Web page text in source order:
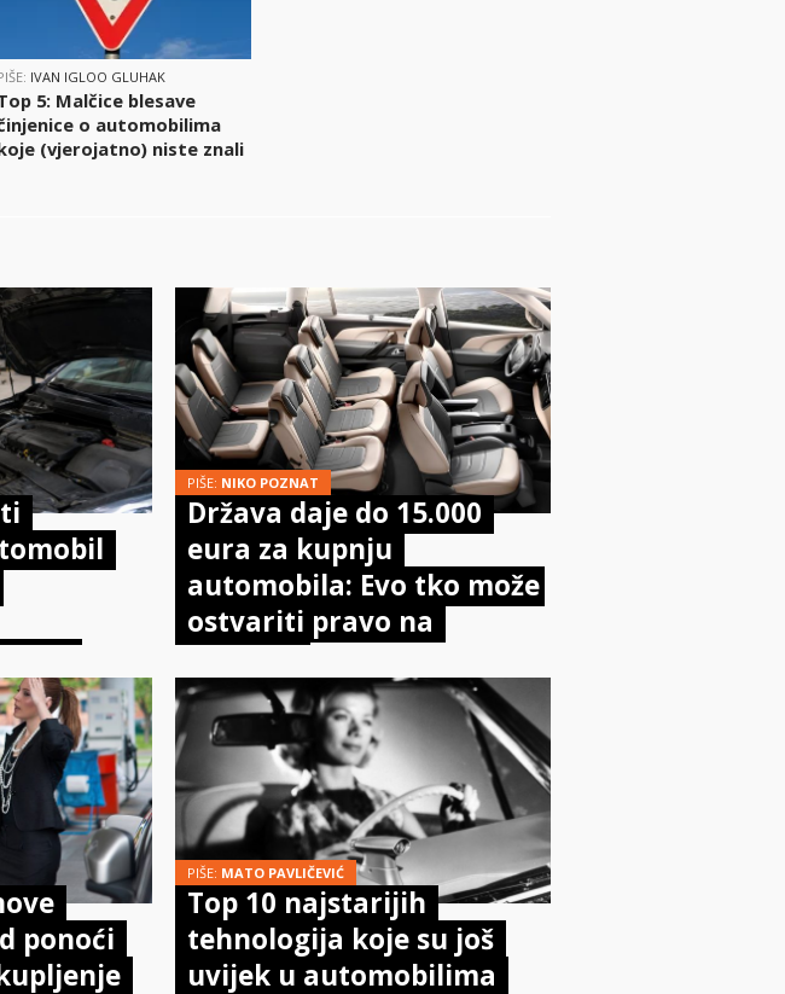
IVAN IGLOO GLUHAK
5: Malčice blesave
o automobilima
(vjerojatno) niste znali
PIŠE: NIKO POZNAT
Država daje do 15.000
eura za kupnju
automobila: Evo tko može
ostvariti pravo na
ponoći
PIŠE: MATO PAVLIČEVIĆ
Top 10 najstarijih
tehnologija koje su još
uvijek u automobilima